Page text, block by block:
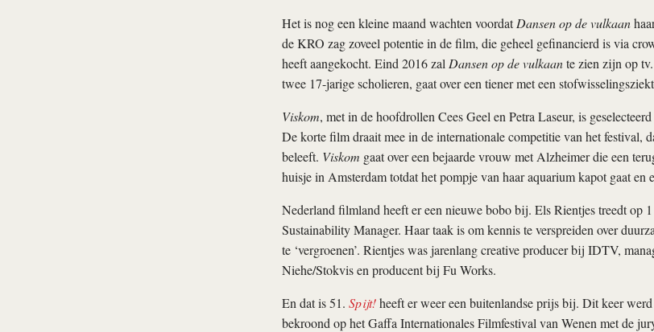
Het is nog een kleine maand wachten voordatDansen op de vulkaan
de KRO zag zoveel potentie in de film, die geheel gefinancierd is via
heeft aangekocht. Eind 2016 zal Dansen op de vulkaante zien zijn op
twee 17-jarige scholieren, gaat over een tiener met een
Viskom, met in de hoofdrollen Cees Geel en Petra Laseur, is
De korte film draait mee in de internationale competitie van het festival,
beleeft. Viskom gaat over een bejaarde vrouw met Alzheimer die een
huisje in Amsterdam totdat het pompje van haar aquarium kapot gaat en
Nederland filmland heeft er een nieuwe bobo bij. Els Rientjes treedt op
Sustainability Manager. Haar taak is om kennis te verspreiden over
te ‘vergroenen’. Rientjes was jarenlang creative producer bij IDTV,
Niehe/Stokvis en producent bij Fu Works.
En dat is 51. Spijt!heeft er weer een buitenlandse prijs bij. Dit keer
bekroond op het Gaffa Internationales Filmfestival van Wenen met de